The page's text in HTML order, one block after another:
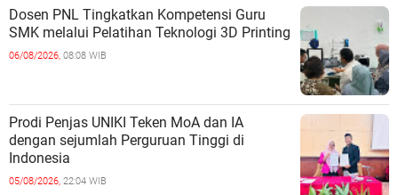
Dosen PNL Tingkatkan Kompetensi Guru
SMK melalui Pelatihan Teknologi 3D Printing
06/08/2026, 08:08 WIB
Prodi Penjas UNIKI Teken MoA dan IA
dengan sejumlah Perguruan Tinggi di
Indonesia
05/08/2026, 22:04 WIB